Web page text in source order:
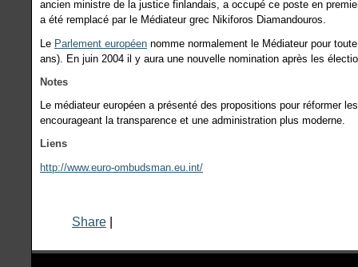
ancien ministre de la justice finlandais, a occupé ce poste en
a été remplacé par le Médiateur grec Nikiforos Diamandouros.
Le Parlement européen nomme normalement le Médiateur pour
ans). En juin 2004 il y aura une nouvelle nomination après les
Notes
Le médiateur européen a présenté des propositions pour réformer
encourageant la transparence et une administration plus moderne.
Liens
http://www.euro-ombudsman.eu.int/
Share